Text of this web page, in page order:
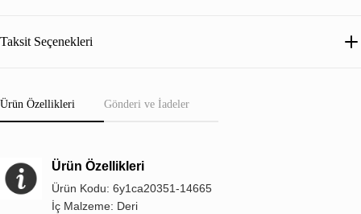
Taksit Seçenekleri
Ürün Özellikleri Gönderi ve İadeler
Ürün Özellikleri
Ürün Kodu: 6y1ca20351-14665
İç Malzeme: Deri